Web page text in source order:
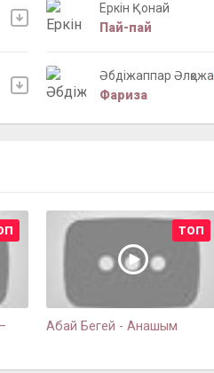
Еркін Қонай
Пай-пай
Әбдіжаппар Әлқожа
Фариза
ТОП
Абай Бегей - Анашым